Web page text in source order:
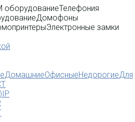
оборудованиеТелефония
Домофоны
Электронные замки
ДомашниеОфисныеНедорогиеДля
IP